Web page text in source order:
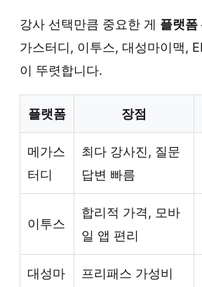
강사 선택만큼 중요한 게 플랫폼
가스터디, 이투스, 대성마이맥,
이 뚜렷합니다.
플랫폼 장점
메가스
터디
최다 강사진, 질문
답변 빠름
이투스
합리적 가격, 모바
일 앱 편리
대성마
프리패스 가성비